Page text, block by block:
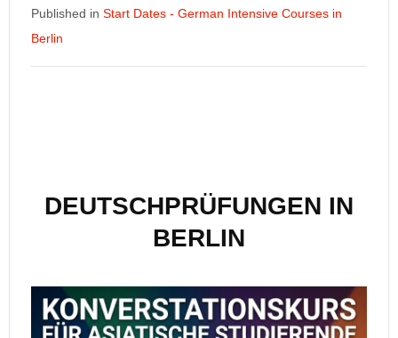
Published in Start Dates - German Intensive Courses in
Berlin
DEUTSCHPRÜFUNGEN IN
BERLIN